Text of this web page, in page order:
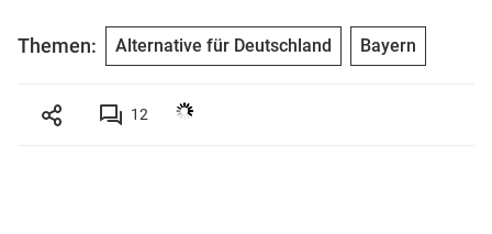
Themen: Alternative für Deutschland Bayern
12